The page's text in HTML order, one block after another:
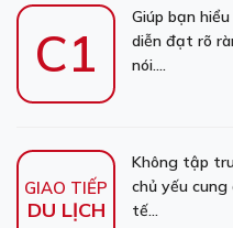
C1
Giúp bạn
diễn đạt rõ
nói....
GIAO TIẾP
DU LỊCH
Không tập
chủ yếu
tế...